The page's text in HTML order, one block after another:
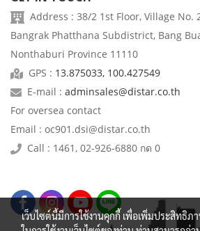
Address : 38/2 1st Floor, Village No.
Bangrak Phatthana Subdistrict, Bang
Nonthaburi Province 11110
GPS : 13.875033, 100.427549
E-mail : adminsales@distar.co.th
For oversea contact
Email : oc901.dsi@distar.co.th
Call : 1461, 02-926-6880 กด 0
เว็บไซต์นี้มีการใช้งานคุกกี้ เพื่อเพิ่มประสิทธิ